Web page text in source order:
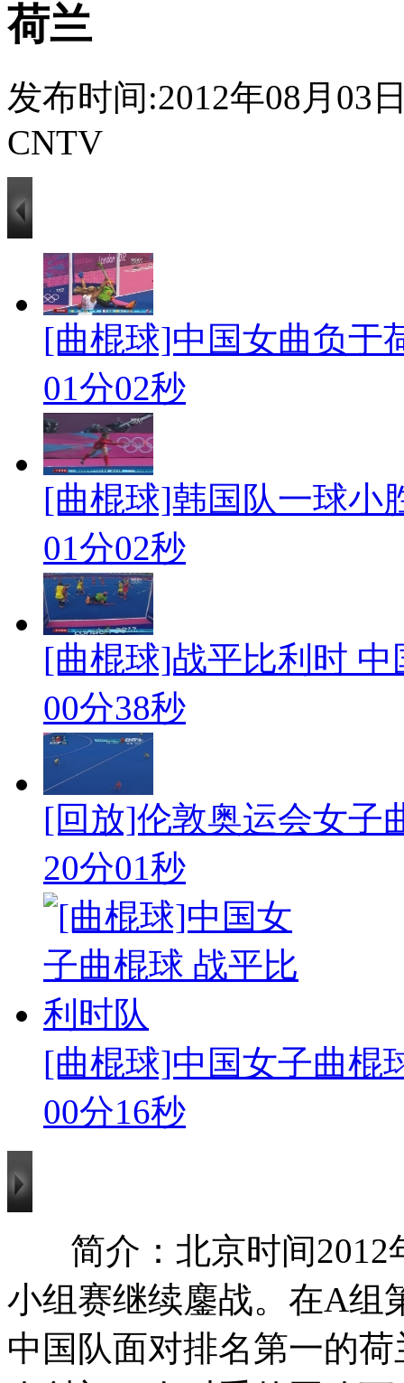
荷兰
发布时间:2012年08月03
CNTV
[曲棍球]中国女曲负于
01分02秒
[曲棍球]韩国队一球小
01分02秒
[曲棍球]战平比利时
00分38秒
[回放]伦敦奥运会女子
20分01秒
[曲棍球]中国女子曲棍
00分16秒
简介：北京时间
小组赛继续鏖战。在A组
中国队面对排名第一的